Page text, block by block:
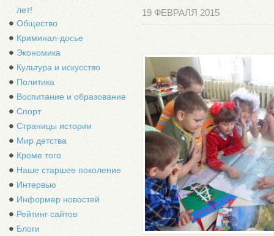
лет!
Общество
Криминал-досье
Экономика
Культура и искусство
Политика
Воспитание и образование
Спорт
Страницы истории
Мир детства
Кроме того
Наше старшее поколение
Интервью
Информер новостей
Рейтинг сайтов
Блоги
19 ФЕВРАЛЯ 2015